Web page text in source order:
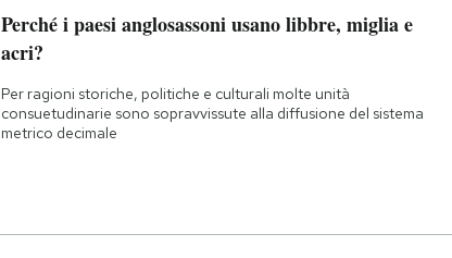
Perché i paesi anglosassoni usano libbre, miglia e
acri?
Per ragioni storiche, politiche e culturali molte unità
consuetudinarie sono sopravvissute alla diffusione del sistema
metrico decimale